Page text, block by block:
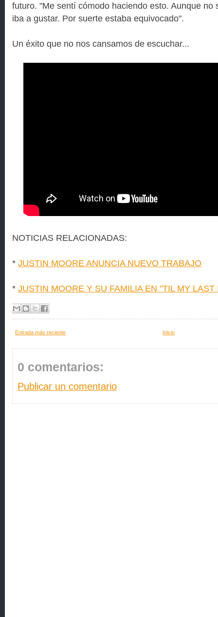
futuro. "Me sentí cómodo haciendo esto. Aunque no
iba a gustar. Por suerte estaba equivocado".
Un éxito que no nos cansamos de escuchar...
NOTICIAS RELACIONADAS:
* JUSTIN MOORE ANUNCIA NUEVO TRABAJO
* JUSTIN MOORE Y SU FAMILIA EN "TIL MY LAST
Entrada más reciente Inicio
0 comentarios:
Publicar un comentario